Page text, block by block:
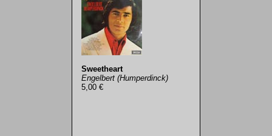
Sweetheart
Engelbert (Humperdinck)
5,00 €